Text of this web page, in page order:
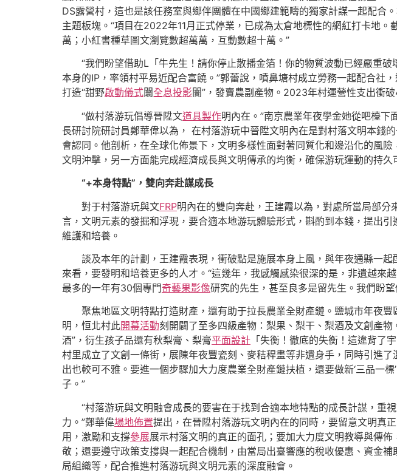
DS露營村，這也是該任務室與鄉伴團體在中國鄉建範疇的獨家計謀一起配合
主題板塊。“項目在2022年11月正式停業，已成為太倉地標性的網紅打卡地。
萬；小紅書種草圖文瀏覽數超萬萬，互動數超十萬。”
“我們盼望借助L「牛先生！請你停止散播金箔！你的物質波動已經嚴重破
本身的IP，率領村平易近配合富饒。”郭蕾說，噴鼻塘村成立勞務一起配合社
打造“甜野啟動儀式闤全息投影闠”，發賣農副產物。2023年村運營性支出衝
“做村落游玩倡導晉陞文道具製作明內在。”南京農業年夜學金她從吧檯
長研討院研討員鄭華偉以為， 在村落游玩中晉陞文明內在是對村落文明本錢
會認同。他剖析，在全球化佈景下，文明多樣性面對著同質化和邊沿化的風
文明沖擊，另一方面能完成經濟成長與文明傳承的均衡，確保游玩運動的持久
“+本身特點”，雙向奔赴謀成長
對于村落游玩與文FRP明內在的雙向奔赴，王建霞以為，對處所當局部
言，文明元素的發掘和浮現，要合適本地游玩體驗形式，斟酌到本錢，提出
維護和培養。
談及本年的計劃，王建霞表現，衝破點是施展本身上風，與年夜通縣一
來看，要發明和培養更多的人才。“這幾年，我感觸感染很深的是，非遺越來
最多的一年有30個專門奇藝果影像研究的先生，甚至良多是留先生。我們盼
聚焦地區文明特點打造財產，還有助于拉長農業全財產鏈。鹽城市年夜
明，恒北村此開幕活動刻開闢了至多四級產物：梨果、梨干、梨酒及文創產
酒”，衍生孩子品還有秋梨膏、梨膏平面設計 「失衡！徹底的失衡！這違背了
村里成立了文創一條街，展陳年夜豐瓷刻、麥秸稈畫等非遺身手，同時引進
出也較可不雅。要進一個步驟加大力度農業全財產鏈扶植，還要做新‘三品一標
子。”
“村落游玩與文明融會成長的要害在于找到合適本地特點的成長計謀，重
力。”鄭華偉場地佈置提出，在晉陞村落游玩文明內在的同時，要留意文明真
用，激勵和支撐參展展示村落文明的真正的面孔；要加大力度文明教導與傳
敬；還要遵守政策支撐與一起配合機制，由當局出臺響應的稅收優惠、資金
局組織等，配合推進村落游玩與文明元素的深度融會。